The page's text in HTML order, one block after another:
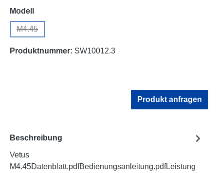
Modell auswählen
M4.45
(Diese Option ist zurzeit nicht verfügbar.)
Produktnummer: SW10012.3
Produkt anfragen
Beschreibung
Vetus
M4.45Datenblatt.pdfBedienungsanleitung.pdfLeistung